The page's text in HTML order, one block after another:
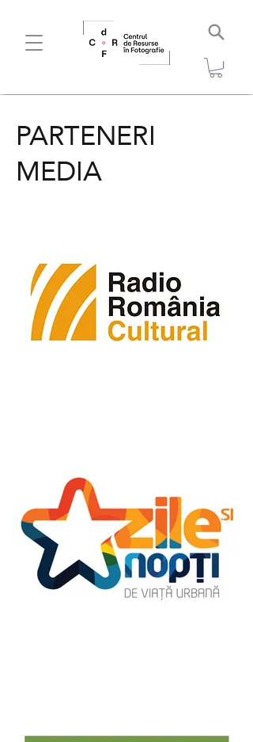
PARTENERI
MEDIA